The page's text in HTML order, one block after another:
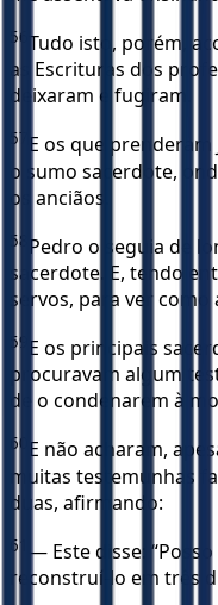
56 Tudo isto, porém,
as Escrituras dos
deixaram e fugiram.
57 E os que prenderam
o sumo sacerdote,
os anciãos.
58 Pedro o seguia de
sacerdote. E, tendo
servos, para ver
59 E os principais
procuravam algum
de o condenarem à
60 E não acharam,
muitas testemunhas
duas, afirmando:
61
— Este disse:
reconstruí-lo em três